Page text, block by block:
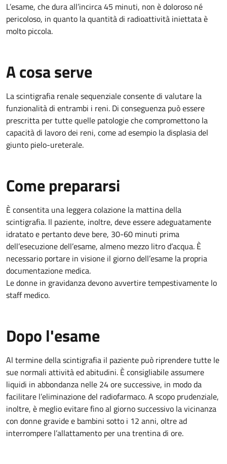
L’esame, che dura all’incirca 45 minuti, non è doloroso né
pericoloso, in quanto la quantità di radioattività iniettata è
molto piccola.
A cosa serve
La scintigrafia renale sequenziale consente di valutare la
funzionalità di entrambi i reni. Di conseguenza può essere
prescritta per tutte quelle patologie che compromettono la
capacità di lavoro dei reni, come ad esempio la displasia del
giunto pielo-ureterale.
Come prepararsi
È consentita una leggera colazione la mattina della
scintigrafia. Il paziente, inoltre, deve essere adeguatamente
idratato e pertanto deve bere, 30-60 minuti prima
dell’esecuzione dell’esame, almeno mezzo litro d’acqua. È
necessario portare in visione il giorno dell’esame la propria
documentazione medica.
Le donne in gravidanza devono avvertire tempestivamente lo
staff medico.
Dopo l'esame
Al termine della scintigrafia il paziente può riprendere tutte le
sue normali attività ed abitudini. È consigliabile assumere
liquidi in abbondanza nelle 24 ore successive, in modo da
facilitare l’eliminazione del radiofarmaco. A scopo prudenziale,
inoltre, è meglio evitare fino al giorno successivo la vicinanza
con donne gravide e bambini sotto i 12 anni, oltre ad
interrompere l’allattamento per una trentina di ore.